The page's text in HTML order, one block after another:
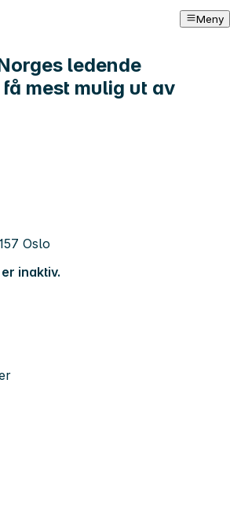
Meny
ledende
mest mulig ut av
Oslo
inaktiv.